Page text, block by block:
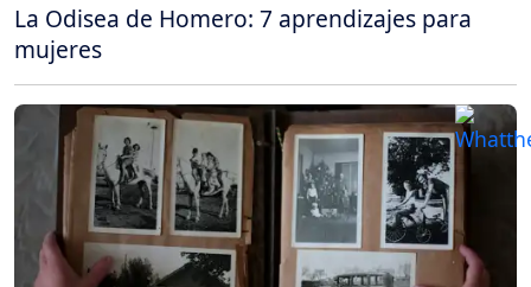
La Odisea de Homero: 7 aprendizajes para
mujeres